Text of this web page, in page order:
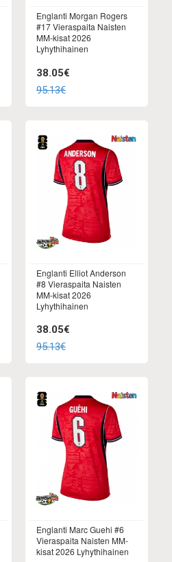
Englanti Morgan Rogers
#17 Vieraspaita Naisten
MM-kisat 2026
Lyhythihainen
38.05€
95.13€
Englanti Elliot Anderson
#8 Vieraspaita Naisten
MM-kisat 2026
Lyhythihainen
38.05€
95.13€
Englanti Marc Guehi #6
Vieraspaita Naisten MM-
kisat 2026 Lyhythihainen